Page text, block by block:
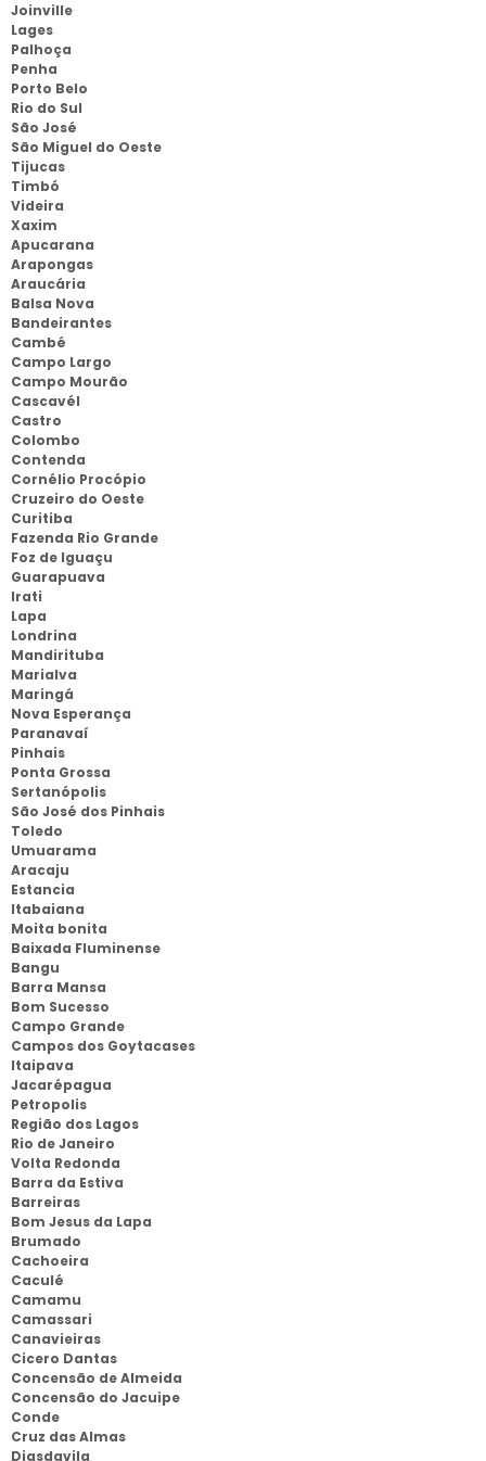
Joinville
Lages
Palhoça
Penha
Porto Belo
Rio do Sul
São José
São Miguel do Oeste
Tijucas
Timbó
Videira
Xaxim
Apucarana
Arapongas
Araucária
Balsa Nova
Bandeirantes
Cambé
Campo Largo
Campo Mourão
Cascavél
Castro
Colombo
Contenda
Cornélio Procópio
Cruzeiro do Oeste
Curitiba
Fazenda Rio Grande
Foz de Iguaçu
Guarapuava
Irati
Lapa
Londrina
Mandirituba
Marialva
Maringá
Nova Esperança
Paranavaí
Pinhais
Ponta Grossa
Sertanópolis
São José dos Pinhais
Toledo
Umuarama
Aracaju
Estancia
Itabaiana
Moita bonita
Baixada Fluminense
Bangu
Barra Mansa
Bom Sucesso
Campo Grande
Campos dos Goytacases
Itaipava
Jacarépagua
Petropolis
Região dos Lagos
Rio de Janeiro
Volta Redonda
Barra da Estiva
Barreiras
Bom Jesus da Lapa
Brumado
Cachoeira
Caculé
Camamu
Camassari
Canavieiras
Cicero Dantas
Concensão de Almeida
Concensão do Jacuipe
Conde
Cruz das Almas
Diasdavila